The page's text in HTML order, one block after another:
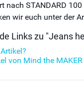
nach STANDARD
wir euch unter der
Links zu "Jeans
von Mind the